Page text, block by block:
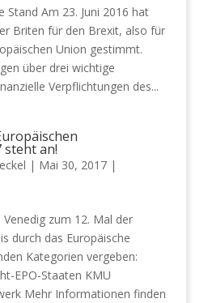
Am 23. Juni 2016 hat
Briten für den Brexit, also für
Union gestimmt.
über drei wichtige
Verpflichtungen des...
steht an!
| Mai 30, 2017|
zum 12. Mal der
durch das Europäische
Kategorien vergeben:
EPO-Staaten KMU
Mehr Informationen finden